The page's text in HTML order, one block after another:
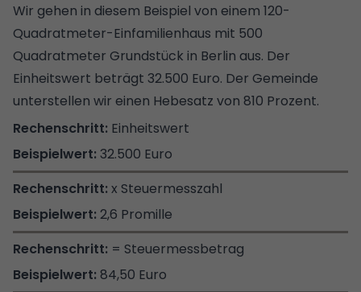
Wir gehen in diesem Beispiel von einem 120-
Quadratmeter-Einfamilienhaus mit 500
Quadratmeter Grundstück in Berlin aus. Der
Einheitswert beträgt 32.500 Euro. Der Gemeinde
unterstellen wir einen Hebesatz von 810 Prozent.
Einheitswert
32.500 Euro
x Steuermesszahl
2,6 Promille
= Steuermessbetrag
84,50 Euro